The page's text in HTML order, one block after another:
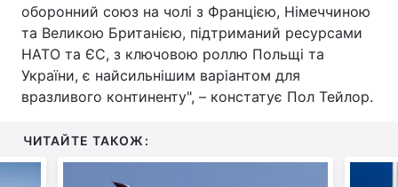
оборонний союз на чолі з Францією, Німеччиною
та Великою Британією, підтриманий ресурсами
НАТО та ЄС, з ключовою роллю Польщі та
України, є найсильнішим варіантом для
вразливого континенту", – констатує Пол Тейлор.
ЧИТАЙТЕ ТАКОЖ: